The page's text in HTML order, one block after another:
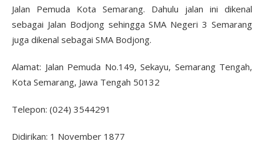
Jalan Pemuda Kota Semarang. Dahulu jalan ini dikenal
sebagai Jalan Bodjong sehingga SMA Negeri 3 Semarang
juga dikenal sebagai SMA Bodjong.
Alamat: Jalan Pemuda No.149, Sekayu, Semarang Tengah,
Kota Semarang, Jawa Tengah 50132
Telepon: (024) 3544291
Didirikan: 1 November 1877